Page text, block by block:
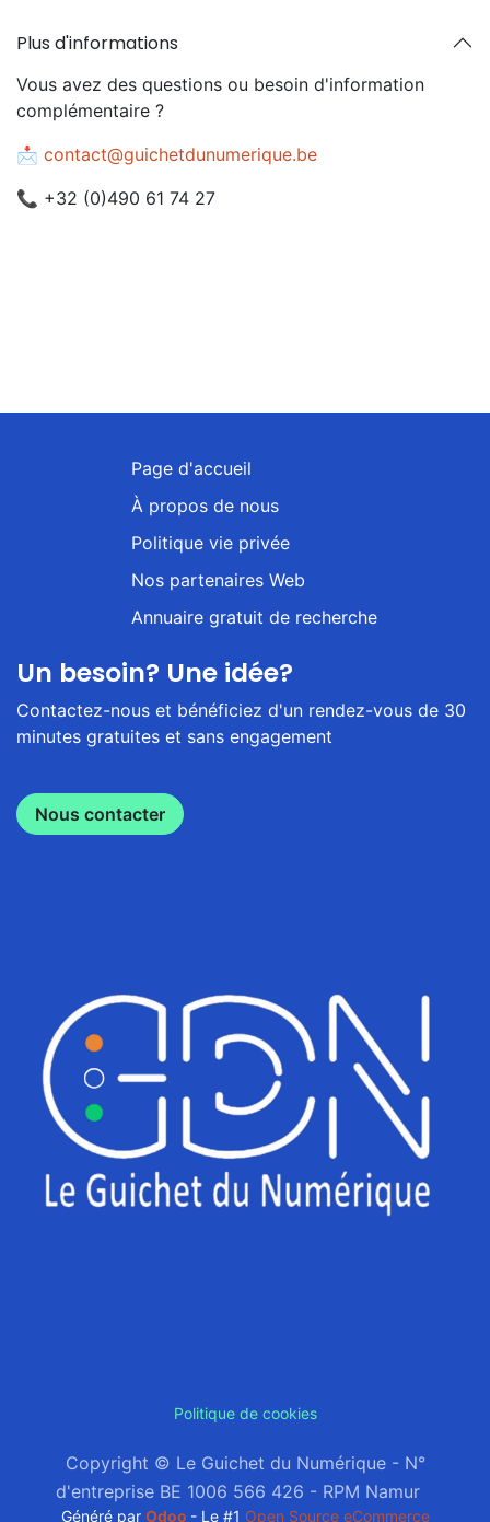
Plus d'informations
Vous avez des questions ou besoin d'information
complémentaire ?
📩 contact@guichetdunumerique.be
📞 +32 (0)490 61 74 27
Page d'accueil
À propos de nous
Politique vie privée
Nos partenaires Web
Annuaire gratuit de recherche
Un besoin? Une idée?
Contactez-nous et bénéficiez d'un rendez-vous de 30
minutes gratuites et sans engagement
Nous contacter
Politique de cookies
Copyright © Le Guichet du Numérique - N°
d'entreprise BE 1006 566 426 - RPM Namur
Généré par Odoo - Le #1 Open Source eCommerce